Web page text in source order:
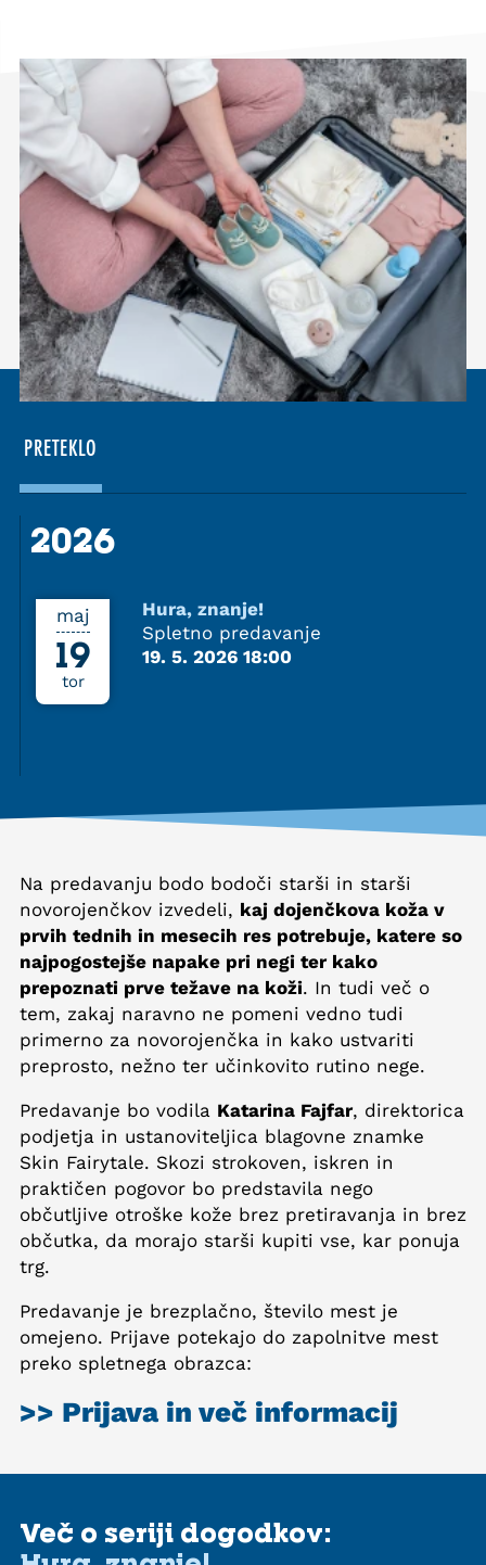
PRETEKLO
2026
2026
maj
19
tor
Hura, znanje!
Spletno predavanje
19. 5. 2026 18:00
Na predavanju bodo bodoči starši in starši
novorojenčkov izvedeli, kaj dojenčkova koža v
prvih tednih in mesecih res potrebuje, katere so
najpogostejše napake pri negi ter kako
prepoznati prve težave na koži. In tudi več o
tem, zakaj naravno ne pomeni vedno tudi
primerno za novorojenčka in kako ustvariti
preprosto, nežno ter učinkovito rutino nege.
Predavanje bo vodila Katarina Fajfar, direktorica
podjetja in ustanoviteljica blagovne znamke
Skin Fairytale. Skozi strokoven, iskren in
praktičen pogovor bo predstavila nego
občutljive otroške kože brez pretiravanja in brez
občutka, da morajo starši kupiti vse, kar ponuja
trg.
Predavanje je brezplačno, število mest je
omejeno. Prijave potekajo do zapolnitve mest
preko spletnega obrazca:
>> Prijava in več informacij
Več o seriji dogodkov: